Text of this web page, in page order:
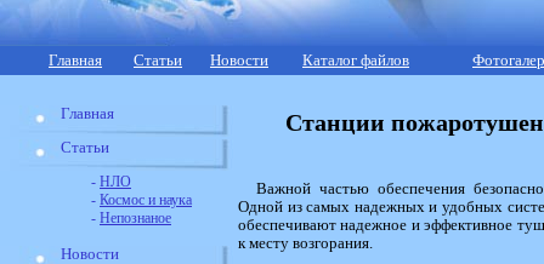
Главная Статьи Новости Каталог файлов
Главная
Статьи
- НЛО
- Космос и наука
- Непознаное
Новости
Станции
Важной частью обеспечения
Одной из самых надежных и удобных
обеспечивают надежное и эффективное
к месту возгорания.